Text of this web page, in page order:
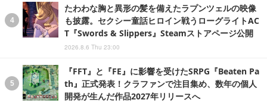
たわわな胸と異形の髪を備えたラプンツェルの映像
も披露。セクシー童話ヒロイン戦うローグライトAC
T『Swords & Slippers』Steamストアページ公開
2026.8.6 Thu 23:00
『FFT』と『FE』に影響を受けたSRPG『Beaten Pa
th』正式発表！クラファンで注目集め、数年の個人
開発が生んだ作品2027年リリースへ